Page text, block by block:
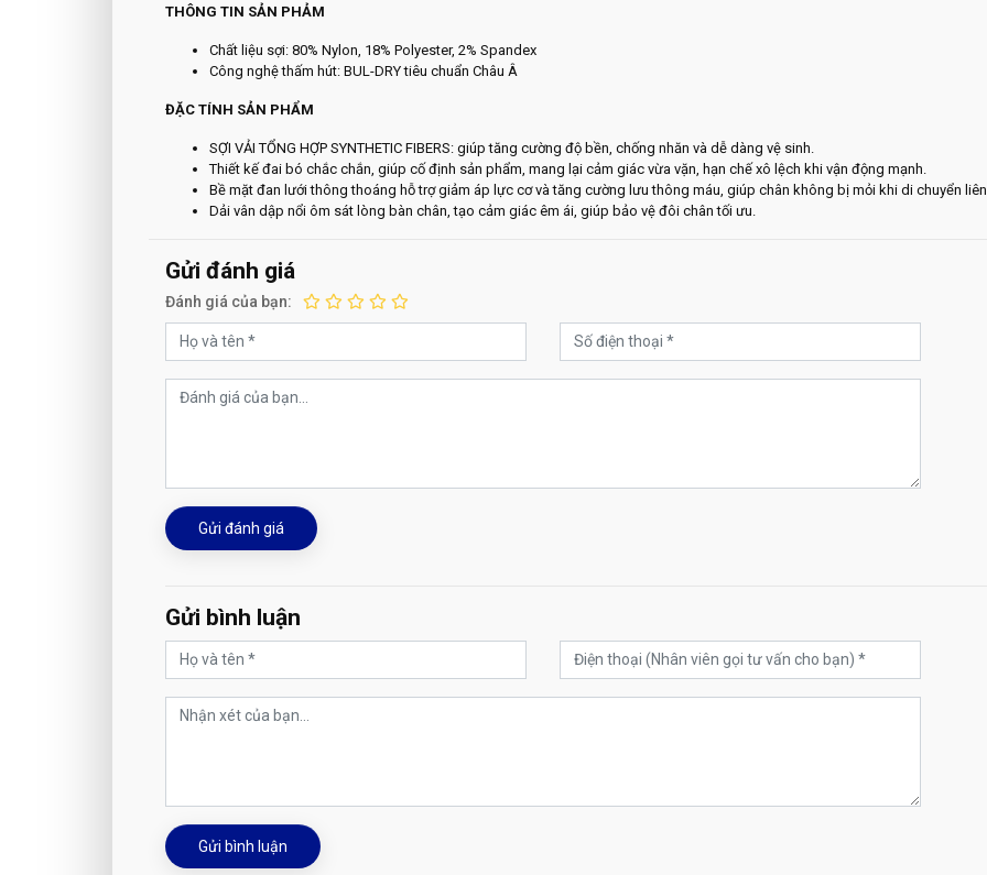
THÔNG TIN SẢN PHẢM
Chất liệu sợi: 80% Nylon, 18% Polyester, 2% Spandex
Công nghệ thấm hút: BUL-DRY tiêu chuẩn Châu Â
ĐẶC TÍNH SẢN PHẨM
SỢI VẢI TỔNG HỢP SYNTHETIC FIBERS: giúp tăng cường độ bền, chống nhăn và dễ dàng vệ sinh.
Thiết kế đai bó chắc chắn, giúp cố định sản phẩm, mang lại cảm giác vừa vặn, hạn chế xô lệch khi vận động mạnh.
Bề mặt đan lưới thông thoáng hỗ trợ giảm áp lực cơ và tăng cường lưu thông máu, giúp chân không bị mỏi khi di chuyển
Dải vân dập nổi ôm sát lòng bàn chân, tạo cảm giác êm ái, giúp bảo vệ đôi chân tối ưu.
Gửi đánh giá
Đánh giá của bạn:
Gửi đánh giá
Gửi bình luận
Gửi bình luận